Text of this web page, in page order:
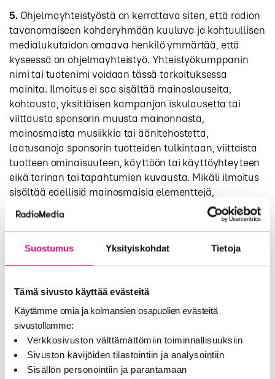
Suostumus Yksityiskohdat Tietoja
Tämä sivusto käyttää evästeitä
Käytämme omia ja kolmansien osapuolien evästeitä
sivustollamme:
Verkkosivuston välttämättömiin toiminnallisuuksiin
Sivuston kävijöiden tilastointiin ja analysointiin
Sisällön personointiin ja parantamaan
5. Ohjelmayhteistyöstä on kerrottava siten, että radion
tavanomaiseen kohderyhmään kuuluva ja kohtuullisen
medialukutaidon omaava henkilö ymmärtää, että
kyseessä on ohjelmayhteistyö. Yhteistyökumppanin
nimi tai tuotenimi voidaan tässä tarkoituksessa
mainita. Ilmoitus ei saa sisältää mainoslauseita,
kohtausta, yksittäisen kampanjan iskulausetta tai
viittausta sponsorin muusta mainonnasta,
mainosmaista musiikkia tai äänitehostetta,
laatusanoja sponsorin tuotteiden tulkintaan, viittaista
tuotteen ominaisuuteen, käyttöön tai käyttöyhteyteen
eikä tarinan tai tapahtumien kuvausta. Mikäli ilmoitus
sisältää edellisiä mainosmaisia elementtejä,
ilmoitukseen lähtökohtaisesti sovelletaan mainoksia
koskevia sääntöjä ja ilmoitus lasketaan mukaan
kanavan mainosaikaan. Ilmoitus voi olla esimerkiksi
seuraavanlainen:
”Yhteistyössä yritys X:n kanssa.”
”Tämä ohjelma on toteutettu ohjelmayhteistyönä yritys
X:n kanssa.”
6. Ohjelmayhteistyötä tehtäessä viimesijainen
päätösvalta on aina toimituksella. Tilanteen niin
edellyttäessä ohjelmayhteistyöstä kertomisen